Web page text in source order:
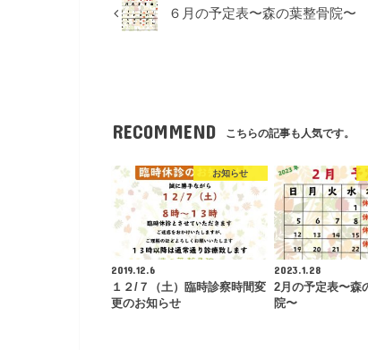
６月の予定表〜森の葉整骨院〜
RECOMMEND こちらの記事も人気です。
お知らせ
2019.12.6
１２/７（土）臨時診察時間変
更のお知らせ
2023.1.28
2月の予定表〜森
院〜